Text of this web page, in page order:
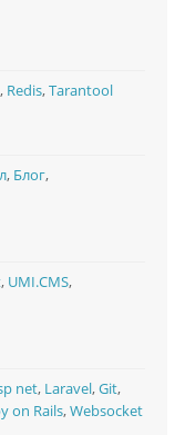
, Redis,Tarantool
, Блог,
, UMI.CMS,
net, Laravel,Git,
on Rails,Websocket